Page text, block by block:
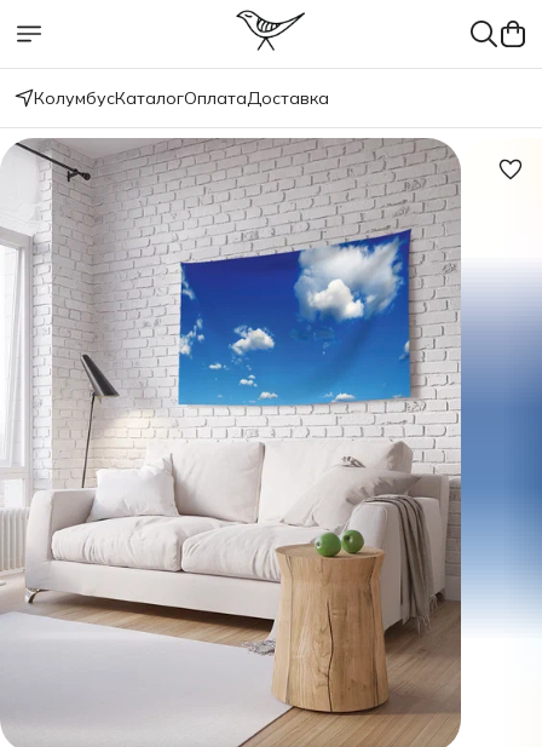
КолумбусКаталогОплатаДоставка